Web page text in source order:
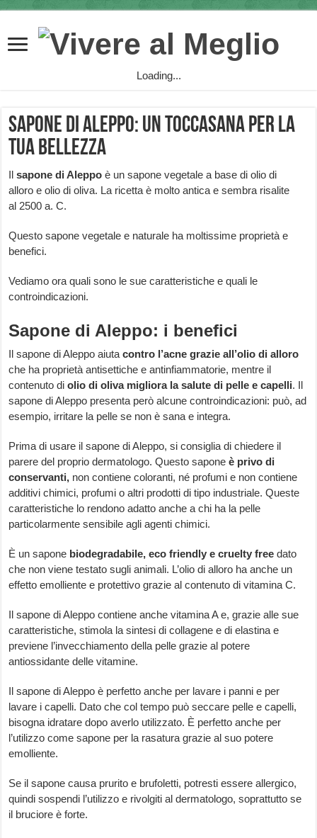
Loading...
Sapone di Aleppo: un toccasana per la
tua bellezza
Ilsapone di Aleppo è un sapone vegetale a base di olio di
alloro e olio di oliva. La ricetta è molto antica e sembra risalite
al 2500 a. C.
Questo sapone vegetale e naturale ha moltissime proprietà e
benefici.
Vediamo ora quali sono le sue caratteristiche e quali le
controindicazioni.
Sapone di Aleppo: i benefici
Il sapone di Aleppo aiutacontro l’acne grazie all’olio di alloro
che ha proprietà antisettiche e antinfiammatorie, mentre il
contenuto diolio di oliva migliora la salute di pelle e capelli. Il
sapone di Aleppo presenta però alcune controindicazioni: può, ad
esempio, irritare la pelle se non è sana e integra.
Prima di usare il sapone di Aleppo, si consiglia di chiedere il
parere del proprio dermatologo. Questo sapone è privo di
conservanti, non contiene coloranti, né profumi e non contiene
additivi chimici, profumi o altri prodotti di tipo industriale. Queste
caratteristiche lo rendono adatto anche a chi ha la pelle
particolarmente sensibile agli agenti chimici.
È un sapone biodegradabile, eco friendly e cruelty free dato
che non viene testato sugli animali. L’olio di alloro ha anche un
effetto emolliente e protettivo grazie al contenuto di vitamina C.
Il sapone di Aleppo contiene anche vitamina A e, grazie alle sue
caratteristiche, stimola la sintesi di collagene e di elastina e
previene l’invecchiamento della pelle grazie al potere
antiossidante delle vitamine.
Il sapone di Aleppo è perfetto anche per lavare i panni e per
lavare i capelli. Dato che col tempo può seccare pelle e capelli,
bisogna idratare dopo averlo utilizzato. È perfetto anche per
l’utilizzo come sapone per la rasatura grazie al suo potere
emolliente.
Se il sapone causa prurito e brufoletti, potresti essere allergico,
quindi sospendi l’utilizzo e rivolgiti al dermatologo, soprattutto se
il bruciore è forte.